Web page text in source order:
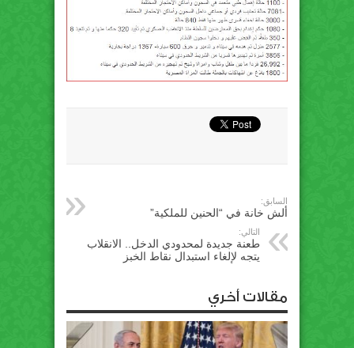
السابق:
ألش خانة في “الحنين للملكية”
التالي:
طعنة جديدة لمحدودي الدخل.. الانقلاب
يتجه لإلغاء استبدال نقاط الخبز
مقالات أخري